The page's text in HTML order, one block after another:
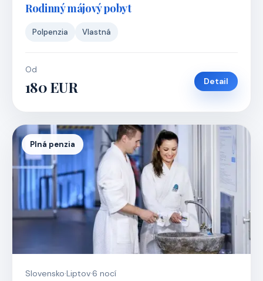
Rodinný májový pobyt
Polpenzia Vlastná
Od
180 EUR Detail
Plná penzia
Slovensko·Liptov·6 nocí